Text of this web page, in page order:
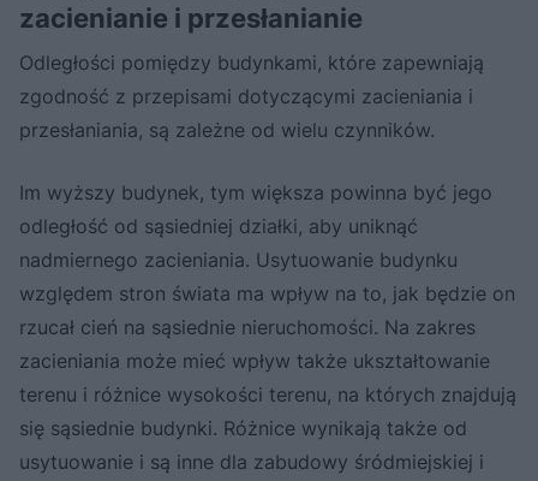
zacienianie i przesłanianie
Odległości pomiędzy budynkami, które zapewniają
zgodność z przepisami dotyczącymi zacieniania i
przesłaniania, są zależne od wielu czynników.
Im wyższy budynek, tym większa powinna być jego
odległość od sąsiedniej działki, aby uniknąć
nadmiernego zacieniania. Usytuowanie budynku
względem stron świata ma wpływ na to, jak będzie on
rzucał cień na sąsiednie nieruchomości. Na zakres
zacieniania może mieć wpływ także ukształtowanie
terenu i różnice wysokości terenu, na których znajdują
się sąsiednie budynki. Różnice wynikają także od
usytuowanie i są inne dla zabudowy śródmiejskiej i